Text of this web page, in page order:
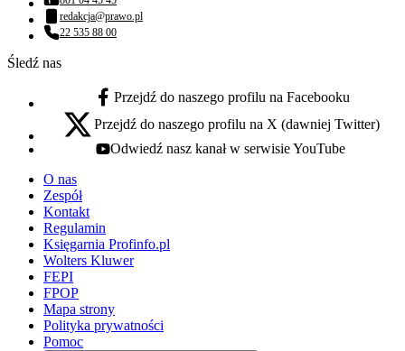
Numer telefonu:
Adres email:
redakcja@prawo.pl
Numer telefonu:
22 535 88 00
Śledź nas
facebook - otwiera się w nowej karcie
Przejdź do naszego profilu na Facebooku
x - otwiera się w nowej karcie
Przejdź do naszego profilu na X (dawniej Twitter)
youtube - otwiera się w nowej karcie
Odwiedź nasz kanał w serwisie YouTube
O nas
Zespół
Kontakt
Regulamin
Księgarnia Profinfo.pl
Wolters Kluwer
FEPI
FPOP
Mapa strony
Polityka prywatności
Pomoc